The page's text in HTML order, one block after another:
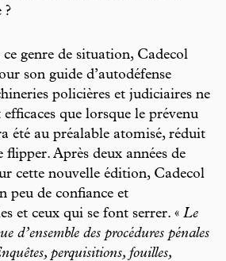
?
ce genre de situation, Cadecol
son guide d’autodéfense
policières et judiciaires ne
que lorsque le prévenu
été au préalable atomisé, réduit
flipper. Après deux années de
cette nouvelle édition, Cadecol
peu de confiance et
et ceux qui se font serrer. « Le
d’ensemble des procédures pénales
perquisitions, fouilles,